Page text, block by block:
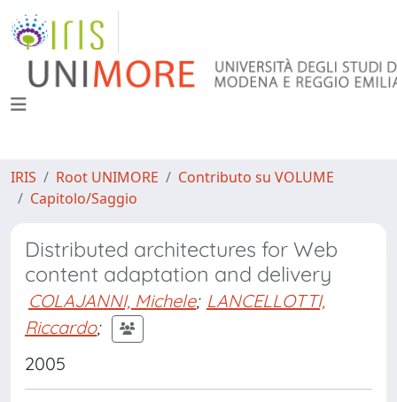
IRIS Root UNIMORE
Contributo su VOLUME
Capitolo/Saggio
Distributed architectures for Web
content adaptation and delivery
COLAJANNI, Michele; LANCELLOTTI,
Riccardo;
2005